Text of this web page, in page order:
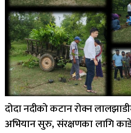
दोदा नदीको कटान रोक्न
अभियान सुरु, संरक्षणका लागि